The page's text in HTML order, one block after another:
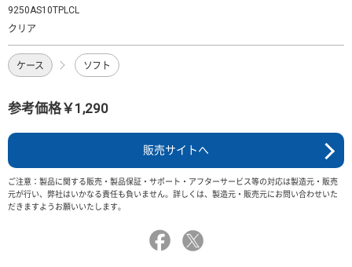
9250AS10TPLCL
クリア
ケース ソフト
参考価格￥1,290
販売サイトへ
ご注意：製品に関する販売・製品保証・サポート・アフターサービス等の対応は製造元・販売
元が行い、弊社はいかなる責任も負いません。詳しくは、製造元・販売元にお問い合わせいた
だきますようお願いいたします。